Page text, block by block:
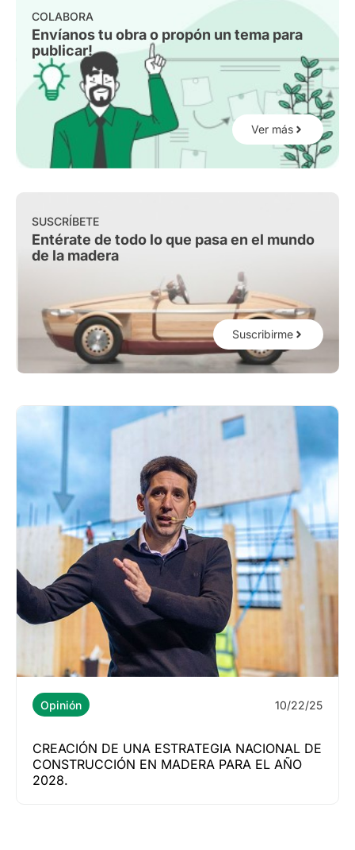
COLABORA
Envíanos tu obra o propón un tema para
publicar!
Ver más
SUSCRÍBETE
Entérate de todo lo que pasa en el mundo
de la madera
Suscribirme
Opinión 10/22/25
CREACIÓN DE UNA ESTRATEGIA NACIONAL DE
CONSTRUCCIÓN EN MADERA PARA EL AÑO
2028.